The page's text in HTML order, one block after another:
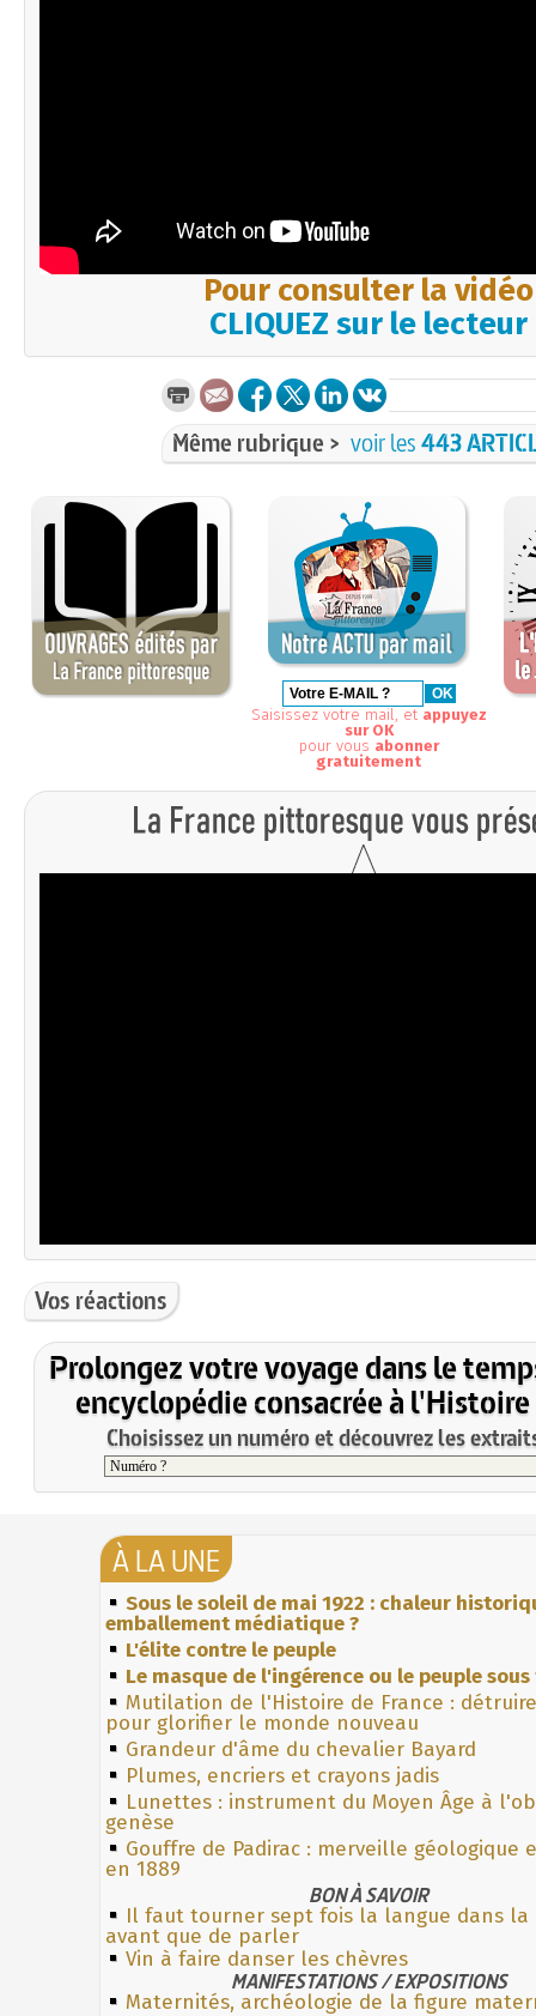
Pour consulter la vidéo
CLIQUEZ sur le lecteur
Même rubrique > voir les443
Saisissez votre mail, et appuyez
sur OK
pour vous abonner
gratuitement
Vos réactions
Prolongez votre voyage dans le
encyclopédie consacrée à l'Histoire
Choisissez un numéro et découvrez les
À LA UNE
Sous le soleil de mai 1922 : chaleur
emballement médiatique ?
L'élite contre le peuple
Le masque de l'ingérence ou le peuple
Mutilation de l'Histoire de France :
pour glorifier le monde nouveau
Grandeur d'âme du chevalier Bayard
Plumes, encriers et crayons jadis
Lunettes : instrument du Moyen Âge à
genèse
Gouffre de Padirac : merveille géologique
en 1889
BON À SAVOIR
Il faut tourner sept fois la langue dans la
avant que de parler
Vin à faire danser les chèvres
MANIFESTATIONS / EXPOSITIONS
Maternités, archéologie de la figure